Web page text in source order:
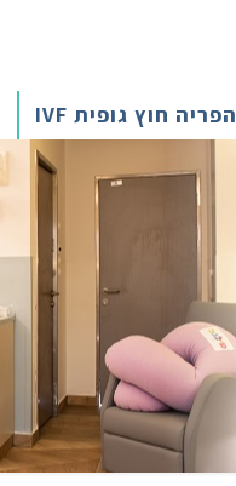
הפריה חוץ גופית IVF